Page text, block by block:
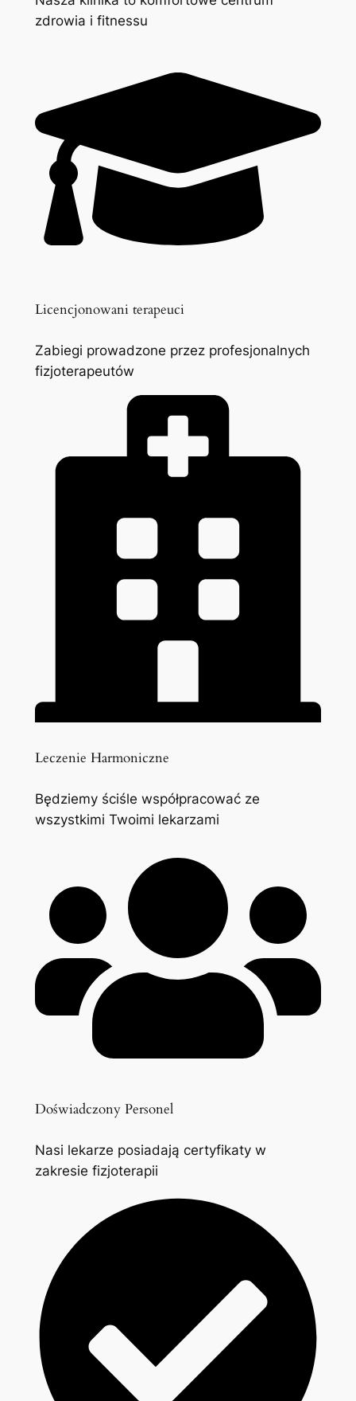
zdrowia i fitnessu
Licencjonowani terapeuci
Zabiegi prowadzone przez profesjonalnych
fizjoterapeutów
Leczenie Harmoniczne
Będziemy ściśle współpracować ze
wszystkimi Twoimi lekarzami
Doświadczony Personel
Nasi lekarze posiadają certyfikaty w
zakresie fizjoterapii